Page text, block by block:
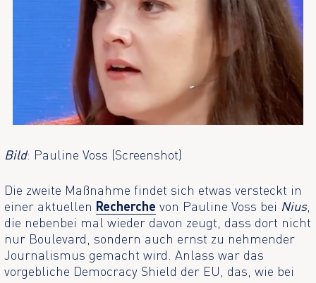
Bild: Pauline Voss (Screenshot)
Die zweite Maßnahme findet sich etwas versteckt in
einer aktuellen Recherche von Pauline Voss bei Nius,
die nebenbei mal wieder davon zeugt, dass dort nicht
nur Boulevard, sondern auch ernst zu nehmender
Journalismus gemacht wird. Anlass war das
vorgebliche Democracy Shield der EU, das, wie bei